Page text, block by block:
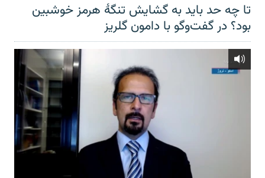
تا چه حد باید به گشایش تنگهٔ هرمز خوشبین
بود؟ در گفت‌وگو با دامون گلریز